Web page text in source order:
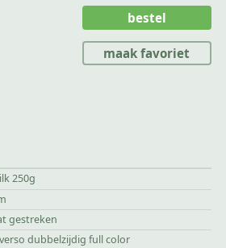
250g
gestreken
dubbelzijdig full color
bestel
maak favoriet